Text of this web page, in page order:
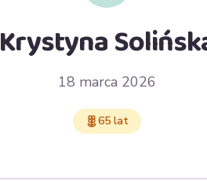
Krystyna
18 marca 2026
65 lat